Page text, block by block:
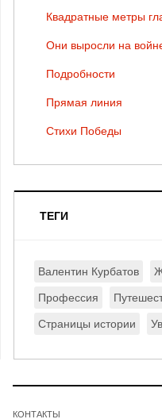
Квадратные метры
Они выросли на
Подробности
Прямая линия
Стихи Победы
ТЕГИ
Валентин Курбатов
Профессия
Страницы истории
КОНТАКТЫ